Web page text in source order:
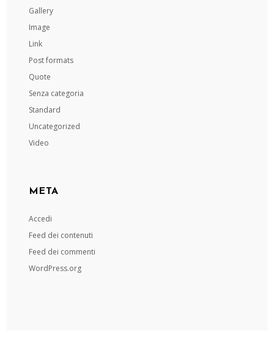
Gallery
Image
Link
Post formats
Quote
Senza categoria
Standard
Uncategorized
Video
META
Accedi
Feed dei contenuti
Feed dei commenti
WordPress.org